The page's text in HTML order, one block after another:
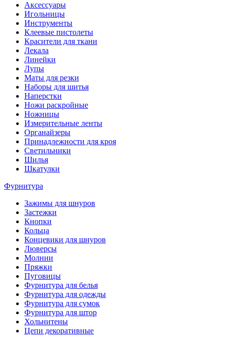
Аксессуары
Игольницы
Инструменты
Клеевые пистолеты
Красители для ткани
Лекала
Линейки
Лупы
Маты для резки
Наборы для шитья
Наперстки
Ножи раскройные
Ножницы
Измерительные ленты
Органайзеры
Принадлежности для кроя
Светильники
Шилья
Шкатулки
Фурнитура
Зажимы для шнуров
Застежки
Кнопки
Кольца
Концевики для шнуров
Люверсы
Молнии
Пряжки
Пуговицы
Фурнитура для белья
Фурнитура для одежды
Фурнитура для сумок
Фурнитура для штор
Хольнитены
Цепи декоративные